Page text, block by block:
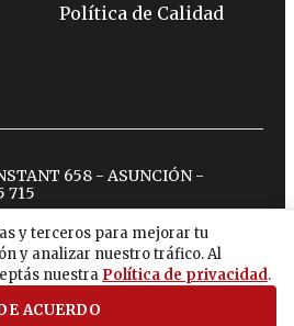
y terceros para mejorar tu
y analizar nuestro tráfico. Al
nuestra Política de privacidad.
ACUERDO
Política de Calidad
658 - ASUNCIÓN -
715
tiktokyoutubespotify